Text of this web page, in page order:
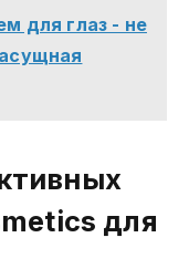
для глаз - не
для